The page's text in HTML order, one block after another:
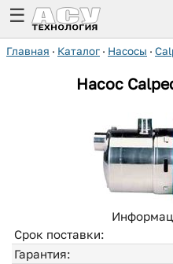
☰
Главная · Каталог · Насосы ·
Насос
Срок поставки:
Гарантия: